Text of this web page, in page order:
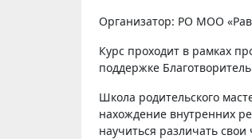
Организатор: РО МОО
Курс проходит в рамках
поддержке
Школа родительского
нахождение внутренних
научиться различать